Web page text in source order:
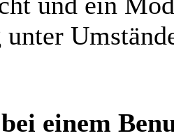
unter
einem